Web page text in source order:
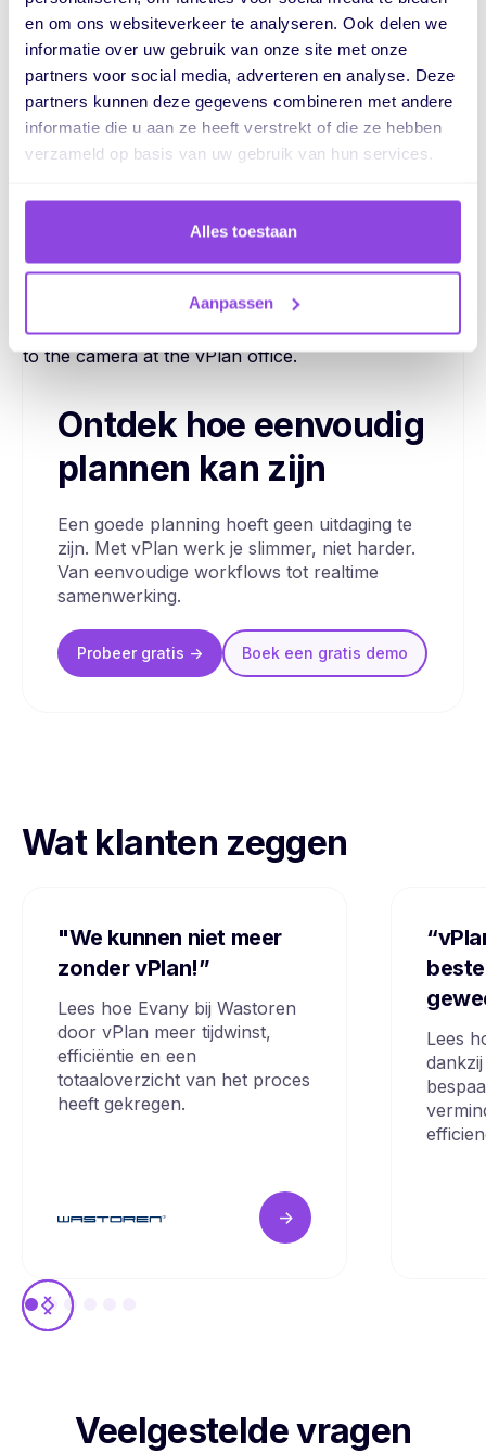
en om ons websiteverkeer te analyseren. Ook delen we
informatie over uw gebruik van onze site met onze
partners voor social media, adverteren en analyse. Deze
partners kunnen deze gegevens combineren met andere
informatie die u aan ze heeft verstrekt of die ze hebben
verzameld op basis van uw gebruik van hun services.
Alles toestaan
Aanpassen
Taken Capaciteit
Weergaven Samenwerking
Ontdek hoe eenvoudig
plannen kan zijn
Een goede planning hoeft geen uitdaging te
zijn. Met vPlan werk je slimmer, niet harder.
Van eenvoudige workflows tot realtime
samenwerking.
Probeer gratis -> Boek een gratis demo
Wat klanten zeggen
"We kunnen niet meer
zonder vPlan!”
Lees hoe Evany bij Wastoren
door vPlan meer tijdwinst,
efficiëntie en een
totaaloverzicht van het proces
heeft gekregen.
->
Lees
Veelgestelde vragen